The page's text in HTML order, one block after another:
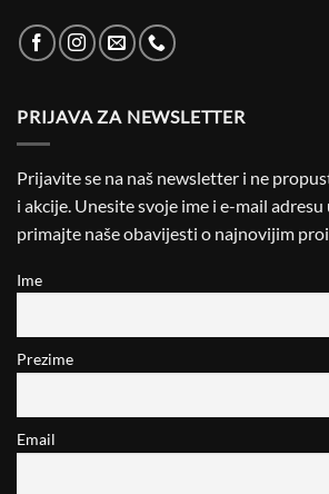
PRIJAVA ZA NEWSLETTER
Prijavite se na naš newsletter i ne
i akcije. Unesite svoje ime i e-mail
primajte naše obavijesti o najnovijim
Ime
Prezime
Email